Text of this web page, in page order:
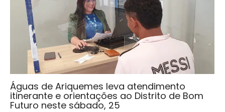
Águas de Ariquemes leva atendimento
itinerante e orientações ao Distrito de Bom
Futuro neste sábado, 25